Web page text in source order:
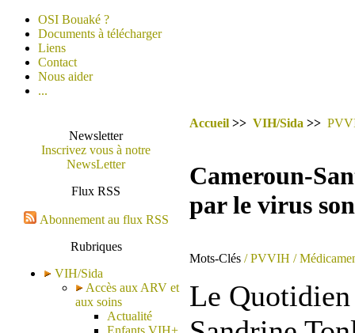
OSI Bouaké ?
Documents à télécharger
Liens
Contact
Nous aider
...
Newsletter
Inscrivez vous à notre
NewsLetter
Flux RSS
Abonnement au flux RSS
Rubriques
VIH/Sida
Accès aux ARV et
aux soins
Actualité
Enfants VIH+
Accueil >> VIH/Sida >>
Cameroun-
par le virus
Mots-Clés / PVVIH /
Le